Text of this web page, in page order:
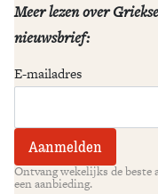
Meer lezen over
nieuwsbrief:
E-mailadres
Ontvang wekelijks de beste
een aanbieding.